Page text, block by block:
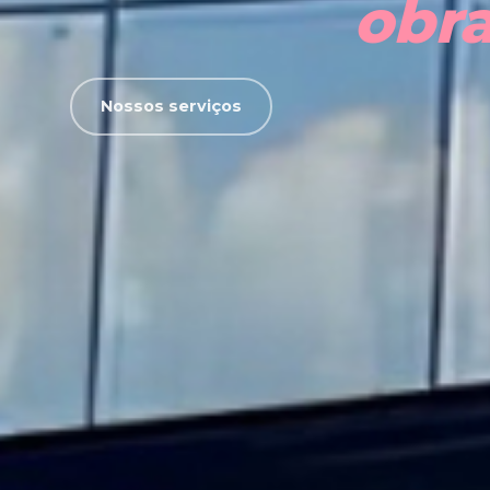
Nossos serviços